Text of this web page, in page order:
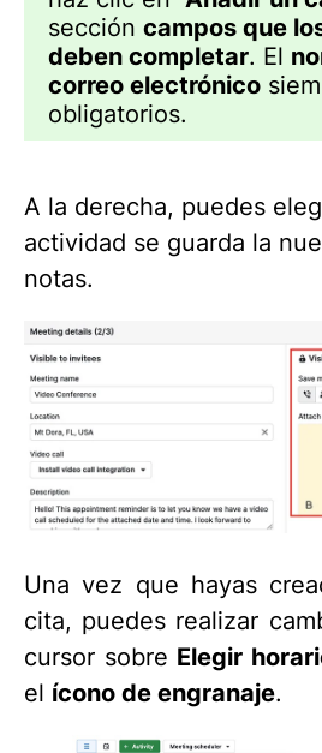
sección campos que
deben completar. El
correo electrónico
obligatorios.
A la derecha, puedes
actividad se guarda la
notas.
Una vez que hayas
cita, puedes realizar
cursor sobre Elegir
el ícono de engranaje.